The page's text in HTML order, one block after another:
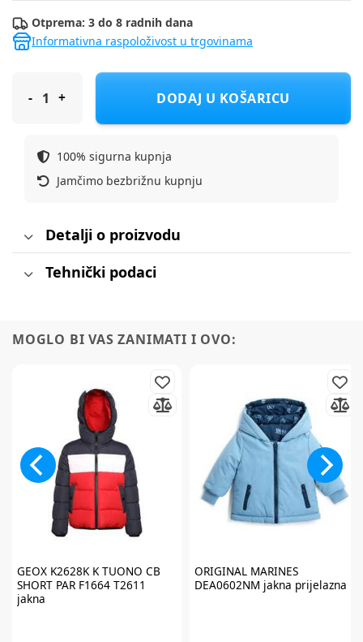
Otprema: 3 do 8 radnih dana
Informativna raspoloživost u trgovinama
COOL CLUB hlače trenirka DH CCB3110693 M Zelena 98
DODAJ U KOŠARICU
100% sigurna kupnja
Jamčimo bezbrižnu kupnju
Detalji o proizvodu
Tehnički podaci
MOGLO BI VAS ZANIMATI I OVO:
GEOXK2628K K TUONO CB
SHORT PAR F1664 T2611
jakna
ORIGINAL MARINES
DEA0602NM jakna prijelazna
Prijavite se na newsletter
7% popusta